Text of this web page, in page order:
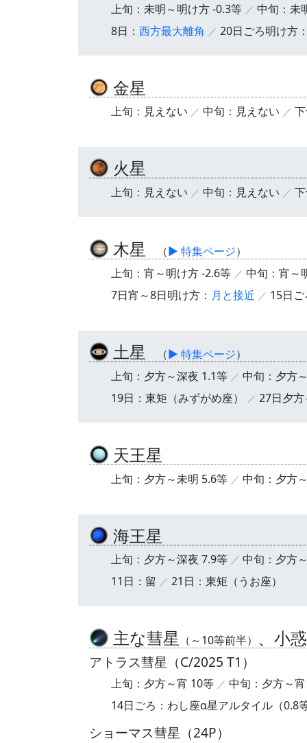
上旬：未明～明け方 -0.3等
中旬：未
8日： 西方最大離角 20日ごろ明け方
金星
上旬：見えない 中旬：見えない
火星
上旬：見えない 中旬：見えない
木星 （▶ 特集ページ）
上旬：宵～明け方 -2.6等
中旬：宵～
7日宵～8日明け方： 月と接近 15日
土星 （▶ 特集ページ）
上旬：夕方～深夜 1.1等
中旬：夕方
19日：東矩（みずがめ座）
27日夕
天王星
上旬：夕方～未明 5.6等 中旬：夕方
海王星
上旬：夕方～深夜 7.9等
中旬：夕方
11日：留
21日：東矩（うお座）
主な彗星 （～10等前半） 、小
アトラス彗星（C/2025 T1）
上旬：夕方～宵 10等
中旬：夕方～
14日ごろ：わし座α星アルタイル（0.8
ショーマス彗星（24P）